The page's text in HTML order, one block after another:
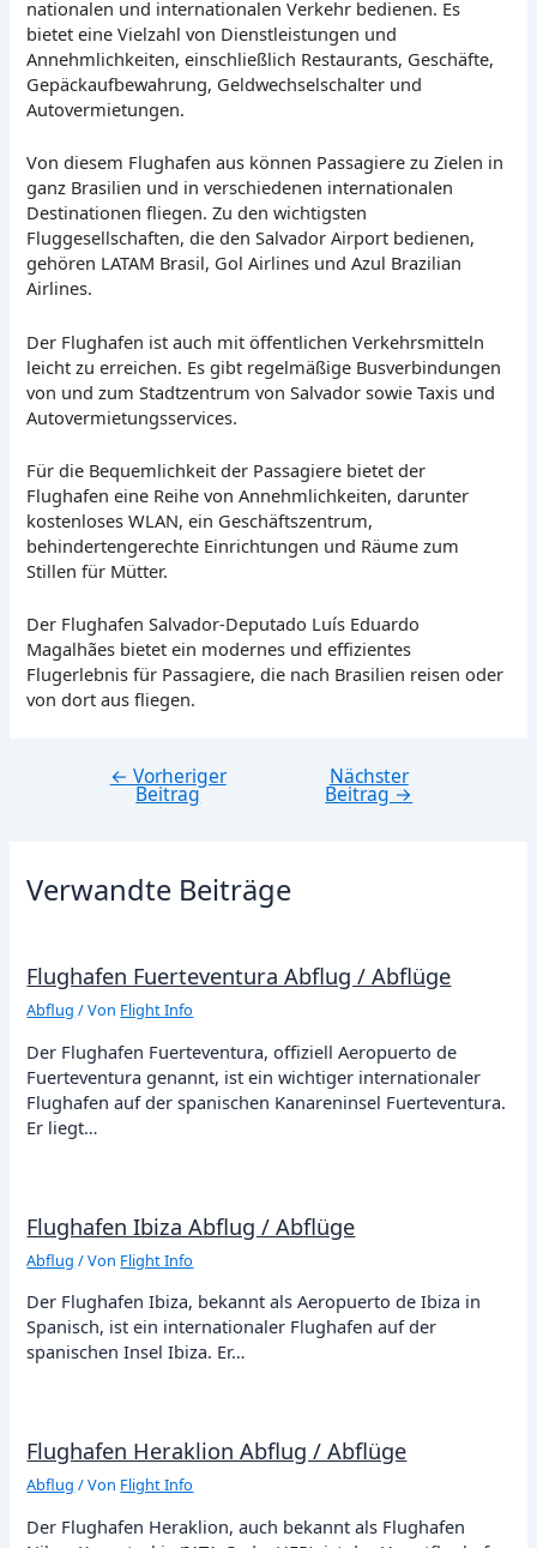
nationalen und internationalen Verkehr bedienen. Es
bietet eine Vielzahl von Dienstleistungen und
Annehmlichkeiten, einschließlich Restaurants, Geschäfte,
Gepäckaufbewahrung, Geldwechselschalter und
Autovermietungen.
Von diesem Flughafen aus können Passagiere zu Zielen in
ganz Brasilien und in verschiedenen internationalen
Destinationen fliegen. Zu den wichtigsten
Fluggesellschaften, die den Salvador Airport bedienen,
gehören LATAM Brasil, Gol Airlines und Azul Brazilian
Airlines.
Der Flughafen ist auch mit öffentlichen Verkehrsmitteln
leicht zu erreichen. Es gibt regelmäßige Busverbindungen
von und zum Stadtzentrum von Salvador sowie Taxis und
Autovermietungsservices.
Für die Bequemlichkeit der Passagiere bietet der
Flughafen eine Reihe von Annehmlichkeiten, darunter
kostenloses WLAN, ein Geschäftszentrum,
behindertengerechte Einrichtungen und Räume zum
Stillen für Mütter.
Der Flughafen Salvador-Deputado Luís Eduardo
Magalhães bietet ein modernes und effizientes
Flugerlebnis für Passagiere, die nach Brasilien reisen oder
von dort aus fliegen.
Beitragsnavigation
← Vorheriger
Beitrag
Nächster
Beitrag→
Verwandte Beiträge
Flughafen Fuerteventura Abflug / Abflüge
Abflug / Von Flight Info
Der Flughafen Fuerteventura, offiziell Aeropuerto de
Fuerteventura genannt, ist ein wichtiger internationaler
Flughafen auf der spanischen Kanareninsel Fuerteventura.
Er liegt…
Flughafen Ibiza Abflug / Abflüge
Abflug / Von Flight Info
Der Flughafen Ibiza, bekannt als Aeropuerto de Ibiza in
Spanisch, ist ein internationaler Flughafen auf der
spanischen Insel Ibiza. Er…
Flughafen Heraklion Abflug / Abflüge
Abflug / Von Flight Info
Der Flughafen Heraklion, auch bekannt als Flughafen